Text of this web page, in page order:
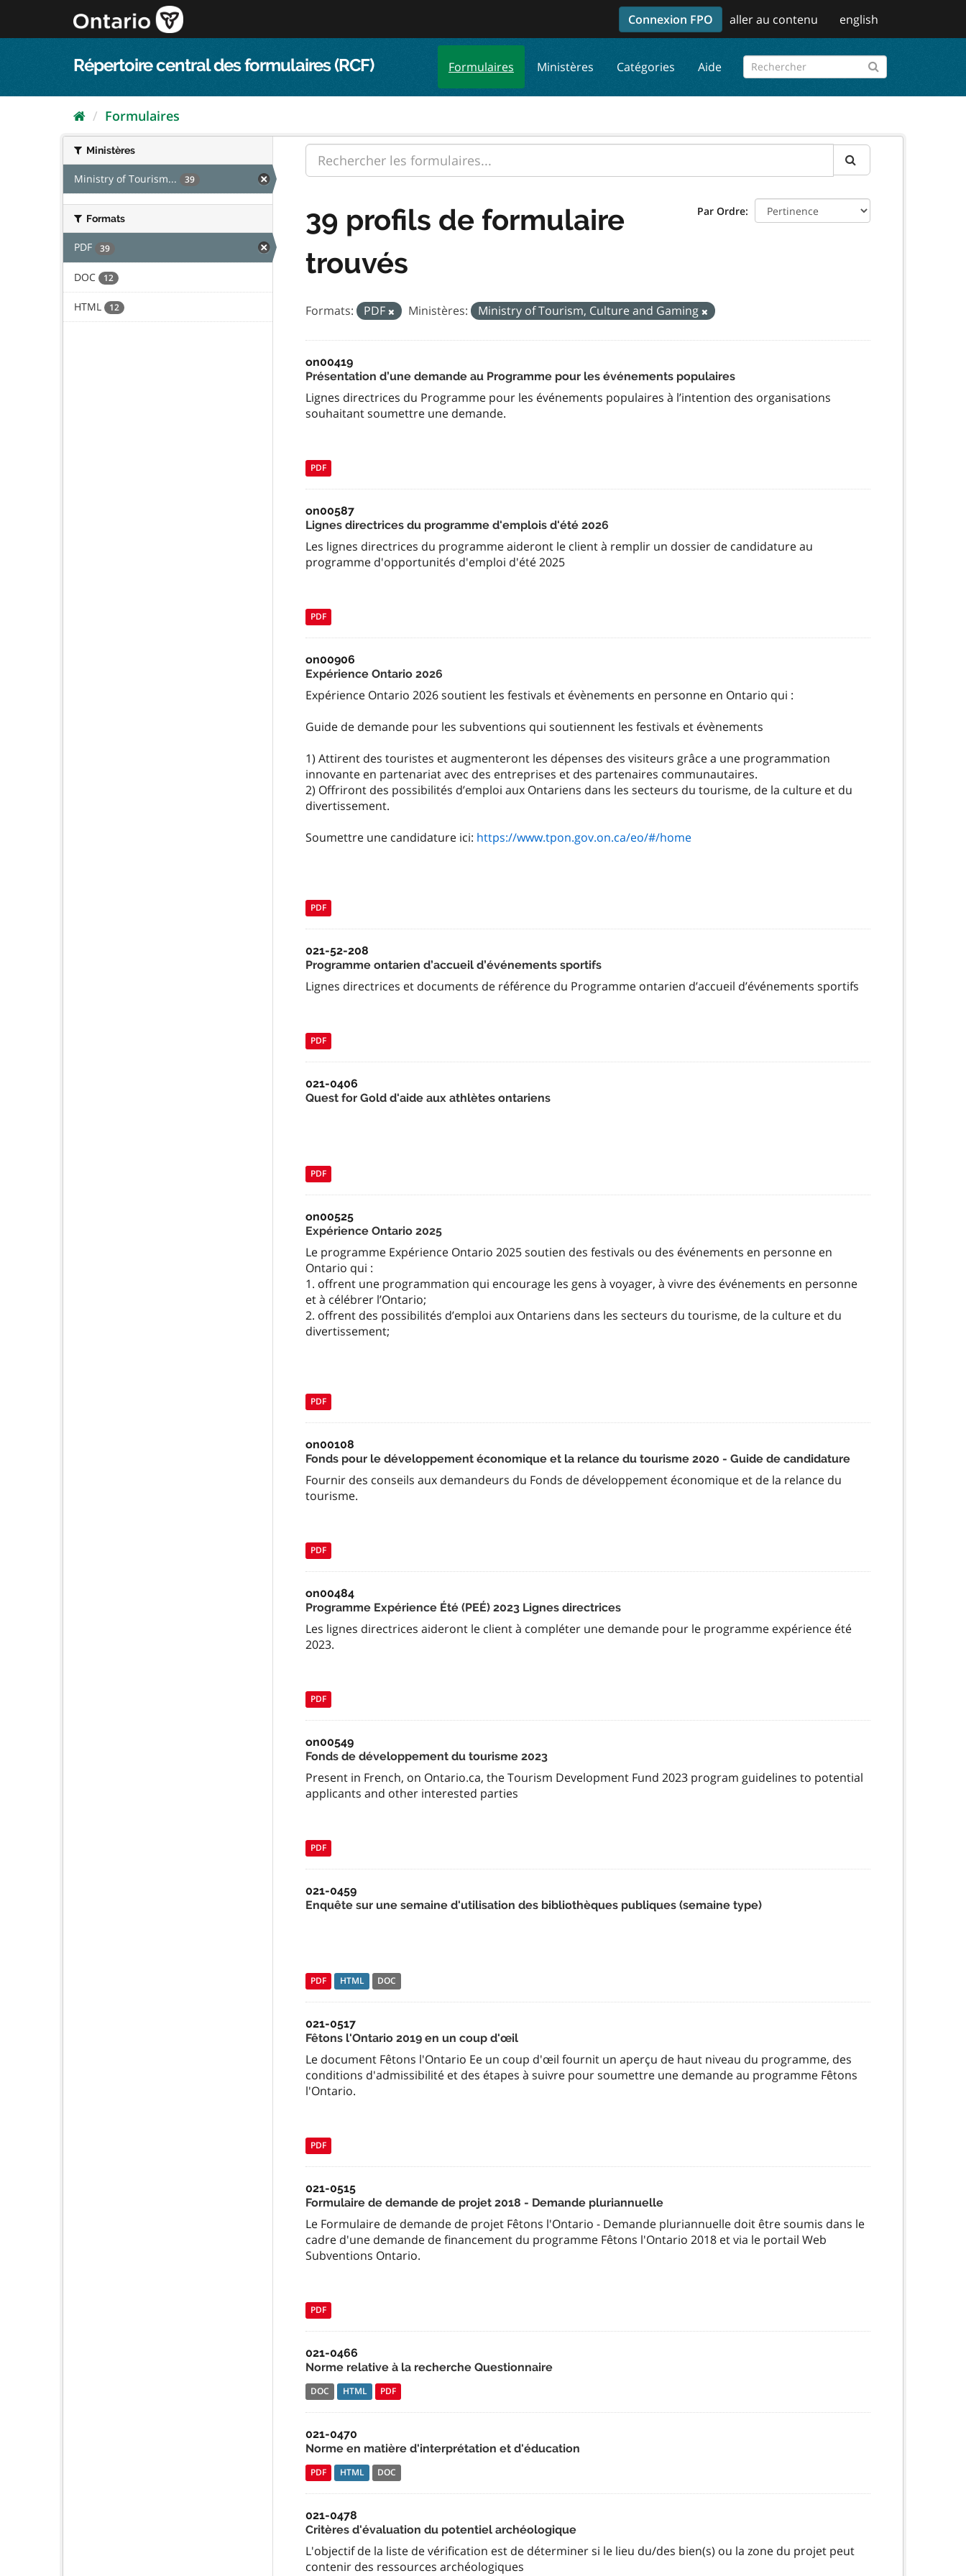
au
Connexion FPO aller au contenu english
Répertoire central des formulaires (RCF) Formulaires Ministères Catégories Aide
Formulaires
Ministères
Ministry of Tourism... 39
Formats
PDF 39
DOC 12
HTML 12
Par Ordre
39 profils de formulaire
trouvés
Formats: PDF Ministères: Ministry of Tourism, Culture and Gaming
on00419
Présentation d’une demande au Programme pour les événements populaires
Lignes directrices du Programme pour les événements populaires à l’intention des organisations
souhaitant soumettre une demande.
PDF
on00587
Lignes directrices du programme d'emplois d'été 2026
Les lignes directrices du programme aideront le client à remplir un dossier de candidature au
programme d'opportunités d'emploi d'été 2025
PDF
on00906
Expérience Ontario 2026
Expérience Ontario 2026 soutient les festivals et évènements en personne en Ontario qui :
Guide de demande pour les subventions qui soutiennent les festivals et évènements
1) Attirent des touristes et augmenteront les dépenses des visiteurs grâce a une programmation
innovante en partenariat avec des entreprises et des partenaires communautaires.
2) Offriront des possibilités d’emploi aux Ontariens dans les secteurs du tourisme, de la culture et du
divertissement.
Soumettre une candidature ici: https://www.tpon.gov.on.ca/eo/#/home
PDF
021-52-208
Programme ontarien d’accueil d’événements sportifs
Lignes directrices et documents de référence du Programme ontarien d’accueil d’événements sportifs
PDF
021-0406
Quest for Gold d'aide aux athlètes ontariens
PDF
on00525
Expérience Ontario 2025
Le programme Expérience Ontario 2025 soutien des festivals ou des événements en personne en
Ontario qui :
1. offrent une programmation qui encourage les gens à voyager, à vivre des événements en personne
et à célébrer l’Ontario;
2. offrent des possibilités d’emploi aux Ontariens dans les secteurs du tourisme, de la culture et du
divertissement;
PDF
on00108
Fonds pour le développement économique et la relance du tourisme 2020 - Guide de candidature
Fournir des conseils aux demandeurs du Fonds de développement économique et de la relance du
tourisme.
PDF
on00484
Programme Expérience Été (PEÉ) 2023 Lignes directrices
Les lignes directrices aideront le client à compléter une demande pour le programme expérience été
2023.
PDF
on00549
Fonds de développement du tourisme 2023
Present in French, on Ontario.ca, the Tourism Development Fund 2023 program guidelines to potential
applicants and other interested parties
PDF
021-0459
Enquête sur une semaine d'utilisation des bibliothèques publiques (semaine type)
PDF HTML DOC
021-0517
Fêtons l'Ontario 2019 en un coup d'œil
Le document Fêtons l'Ontario Ee un coup d'œil fournit un aperçu de haut niveau du programme, des
conditions d'admissibilité et des étapes à suivre pour soumettre une demande au programme Fêtons
l'Ontario.
PDF
021-0515
Formulaire de demande de projet 2018 - Demande pluriannuelle
Le Formulaire de demande de projet Fêtons l'Ontario - Demande pluriannuelle doit être soumis dans le
cadre d'une demande de financement du programme Fêtons l'Ontario 2018 et via le portail Web
Subventions Ontario.
PDF
021-0466
Norme relative à la recherche Questionnaire
DOC HTML PDF
021-0470
Norme en matière d'interprétation et d'éducation
PDF HTML DOC
021-0478
Critères d'évaluation du potentiel archéologique
L'objectif de la liste de vérification est de déterminer si le lieu du/des bien(s) ou la zone du projet peut
contenir des ressources archéologiques